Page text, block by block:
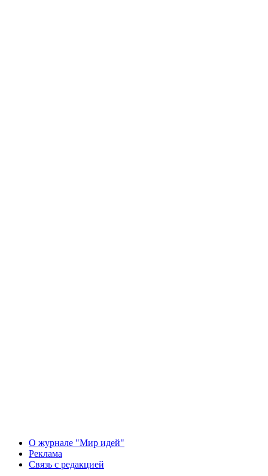
О журнале "Мир идей"
Реклама
Связь с редакцией